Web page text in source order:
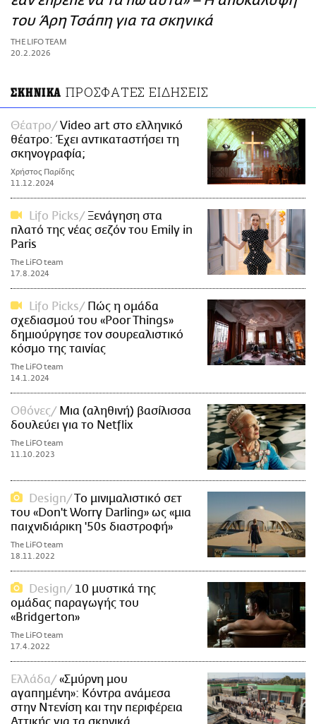
ΑΜΠΑ
PRINT
του Άρη Τσάπη για τα σκηνικά
THE LIFO TEAM
20.2.2026
ΣΚΗΝΙΚΑ ΠΡΟΣΦΑΤΕΣ ΕΙΔΗΣΕΙΣ
Θέατρο
Video art στο ελληνικό
θέατρο: Έχει αντικαταστήσει τη
σκηνογραφία;
Χρήστος Παρίδης
11.12.2024
Lifo Picks
Ξενάγηση στα
πλατό της νέας σεζόν του Emily in
Paris
The LiFO team
17.8.2024
Lifo Picks
Πώς η ομάδα
σχεδιασμού του «Poor Things»
δημιούργησε τον σουρεαλιστικό
κόσμο της ταινίας
The LiFO team
14.1.2024
Οθόνες
Μια (αληθινή) βασίλισσα
δουλεύει για το Netflix
The LiFO team
11.10.2023
Design
Tο μινιμαλιστικό σετ
του «Don't Worry Darling» ως «μια
παιχνιδιάρικη '50s διαστροφή»
The LiFO team
18.11.2022
Design
10 μυστικά της
ομάδας παραγωγής του
«Bridgerton»
The LiFO team
17.4.2022
Ελλάδα
«Σμύρνη μου
αγαπημένη»: Κόντρα ανάμεσα
στην Ντενίση και την περιφέρεια